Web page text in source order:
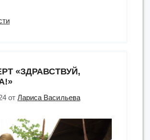
научно-
практическую
«ЗДРАВСТВУЙ,
отЛариса Васильева